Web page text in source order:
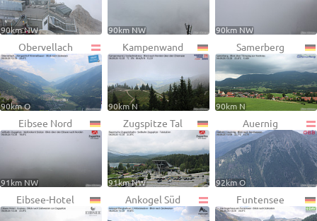
90km NW 90km NW 90km NW
Obervellach
90km O
Kampenwand
90km N
Samerberg
90km N
Eibsee Nord
91km NW
Zugspitze Tal
91km NW
Auernig
92km O
Eibsee-Hotel Ankogel Süd Funtensee